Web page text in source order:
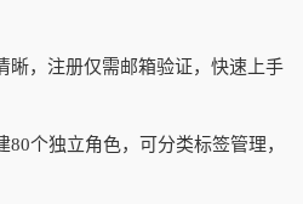
晰，注册仅需邮箱验证，快速上手
个独立角色，可分类标签管理，